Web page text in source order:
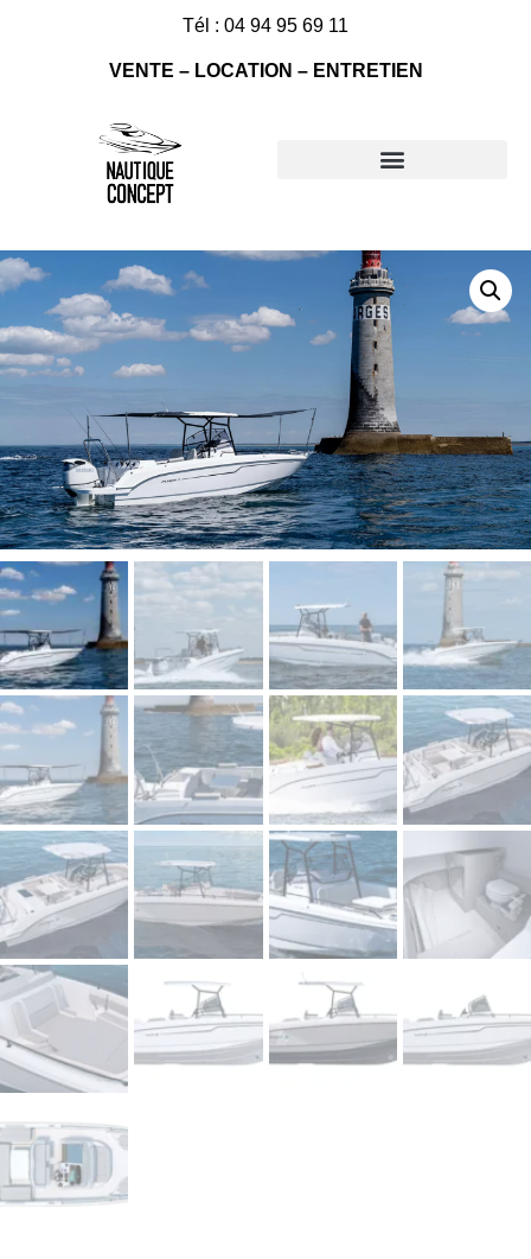
Tél : 04 94 95 69 11
VENTE – LOCATION – ENTRETIEN